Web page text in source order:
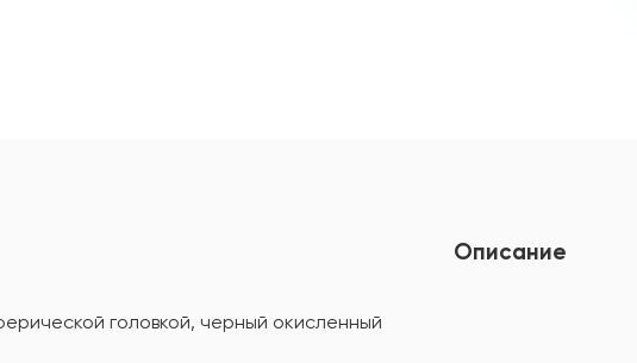
Описание
головкой, черный окисленный